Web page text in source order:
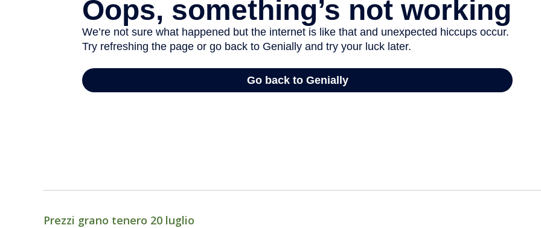
Prezzi grano tenero 20 luglio